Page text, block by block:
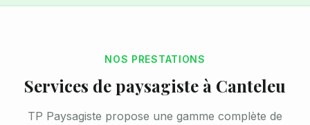
NOS PRESTATIONS
Services de paysagiste à Canteleu
TP Paysagiste propose une gamme complète de